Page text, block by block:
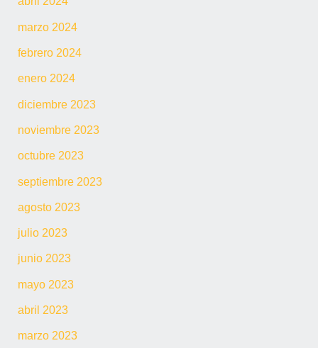
marzo 2024
febrero 2024
enero 2024
diciembre 2023
noviembre 2023
octubre 2023
septiembre 2023
agosto 2023
julio 2023
junio 2023
mayo 2023
abril 2023
marzo 2023